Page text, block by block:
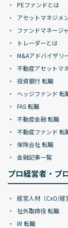
PEファンドとは
アセットマネジメ
ファンドマネージ
トレーダーとは
M&Aアドバイザリ
不動産アセットマ
投資銀行 転職
ヘッジファンド 転
FAS 転職
不動産金融 転職
不動産ファンド 転
保険会社 転職
金融記事一覧
プロ経営者・プ
経営人材（CxO/経
社外取締役 転職
IR 転職